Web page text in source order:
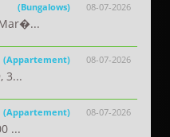
08-07-2026
(Bungalows)
08-07-2026
(Appartement)
3...
08-07-2026
(Appartement)
...